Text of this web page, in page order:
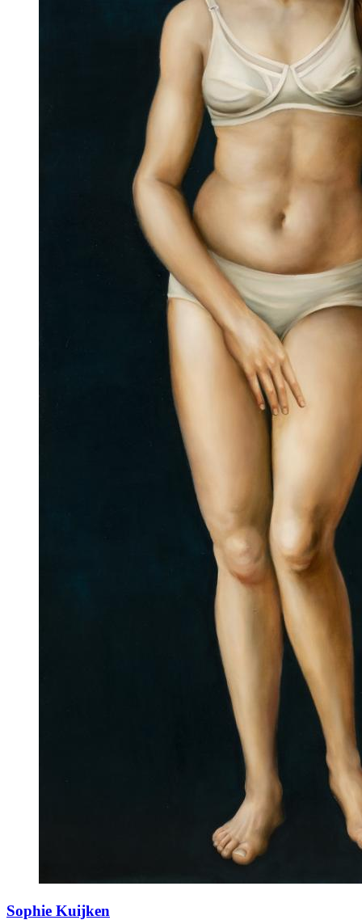
Sophie Kuijken